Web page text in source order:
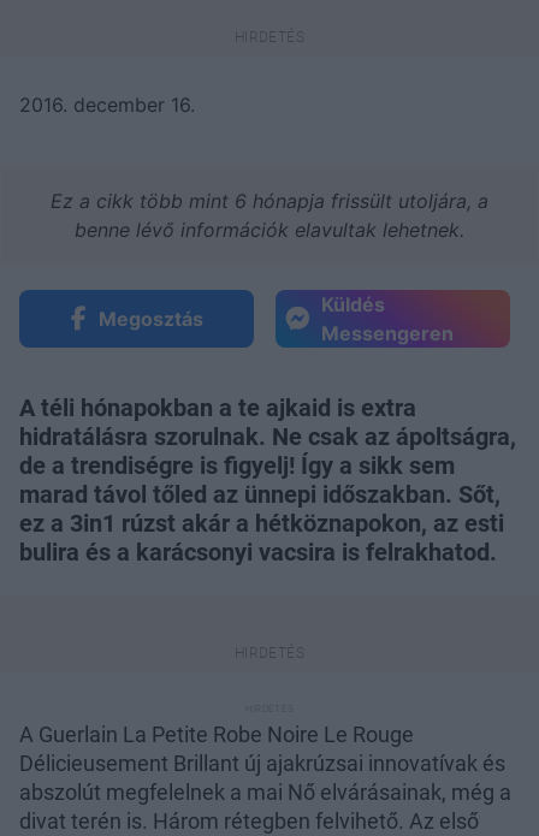
2016. december 16.
Ez a cikk több mint 6 hónapja frissült utoljára, a
benne lévő információk elavultak lehetnek.
Megosztás
Küldés
Messengeren
A téli hónapokban a te ajkaid is extra
hidratálásra szorulnak. Ne csak az ápoltságra,
de a trendiségre is figyelj! Így a sikk sem
marad távol tőled az ünnepi időszakban. Sőt,
ez a 3in1 rúzst akár a hétköznapokon, az esti
bulira és a karácsonyi vacsira is felrakhatod.
A Guerlain La Petite Robe Noire Le Rouge
Délicieusement Brillant új ajakrúzsai innovatívak és
abszolút megfelelnek a mai Nő elvárásainak, még a
divat terén is. Három rétegben felvihető. Az első